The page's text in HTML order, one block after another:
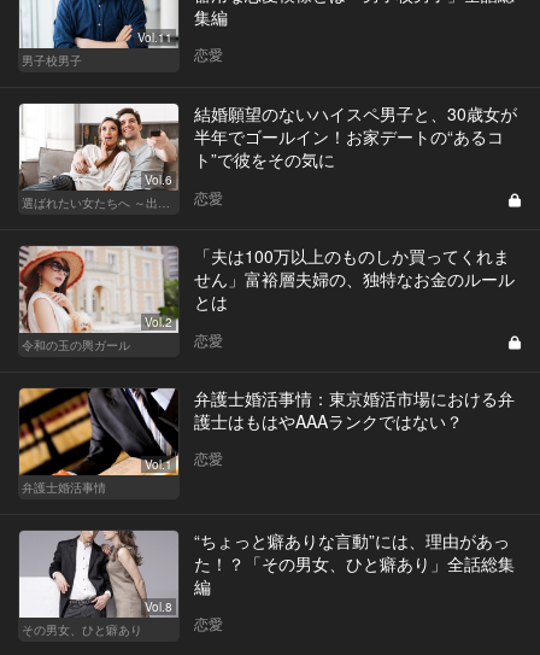
Vol.11
男子校男子
集編
恋愛
Vol.6
結婚願望のないハイスペ男子と、30歳女が
半年でゴールイン！お家デートの“あるコ
ト”で彼をその気に
恋愛
Vol.2
令和の玉の輿ガール
「夫は100万以上のものしか買ってくれま
せん」富裕層夫婦の、独特なお金のルール
とは
恋愛
Vol.1
弁護士婚活事情
弁護士婚活事情：東京婚活市場における弁
護士はもはやAAAランクではない？
恋愛
Vol.8
その男女、ひと癖あり
“ちょっと癖ありな言動”には、理由があっ
た！？「その男女、ひと癖あり」全話総集
編
恋愛